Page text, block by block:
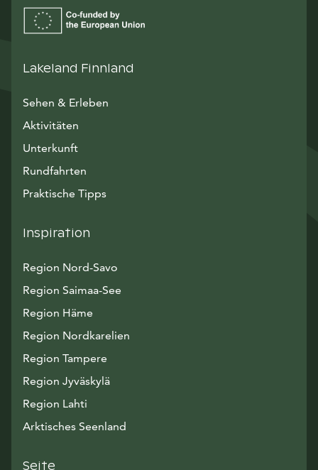
Lakeland Finnland
Sehen & Erleben
Aktivitäten
Unterkunft
Rundfahrten
Praktische Tipps
Inspiration
Region Nord-Savo
Region Saimaa-See
Region Häme
Region Nordkarelien
Region Tampere
Region Jyväskylä
Region Lahti
Arktisches Seenland
Seite